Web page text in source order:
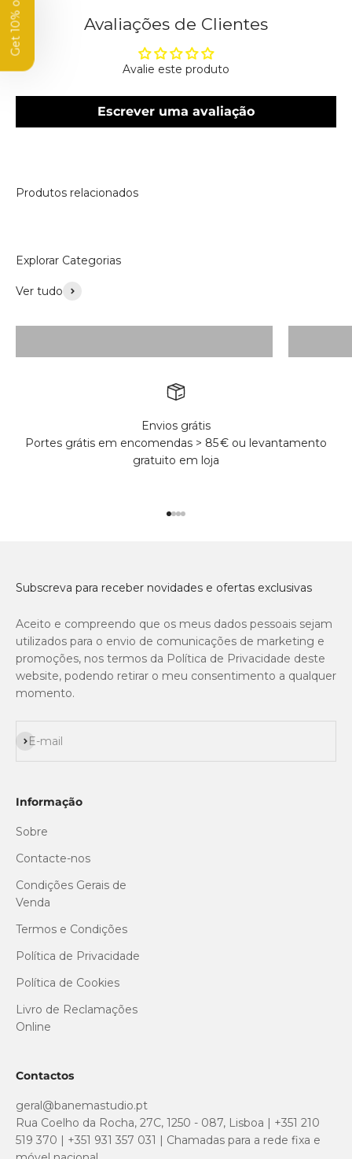
Avaliações de Clientes
Avalie este produto
Escrever uma avaliação
Produtos relacionados
Explorar Categorias
Ver tudo
Envios grátis
Portes grátis em encomendas > 85 € ou levantamento
gratuito em loja
Subscreva para receber novidades e ofertas exclusivas
Aceito e compreendo que os meus dados pessoais sejam
utilizados para o envio de comunicações de marketing e
promoções, nos termos da Política de Privacidade deste
website, podendo retirar o meu consentimento a qualquer
momento.
E-mail
Subscrever
Informação
Sobre
Contacte-nos
Condições Gerais de
Venda
Termos e Condições
Política de Privacidade
Política de Cookies
Livro de Reclamações
Online
Contactos
geral@banemastudio.pt
Rua Coelho da Rocha, 27C, 1250 - 087, Lisboa | +351 210
519 370 | +351 931 357 031 | Chamadas para a rede fixa e
Subscribe